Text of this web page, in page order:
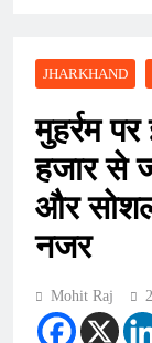
JHARKHAND
मुहर्रम
हजार से
और सोशल
नजर
Mohit Raj